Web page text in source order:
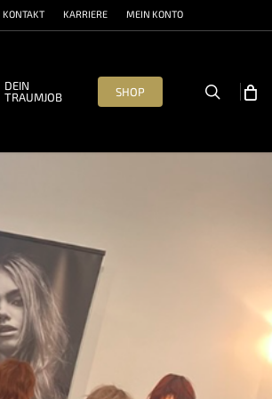
KONTAKT KARRIERE MEIN KONTO
DEIN
TRAUMJOB
SHOP search